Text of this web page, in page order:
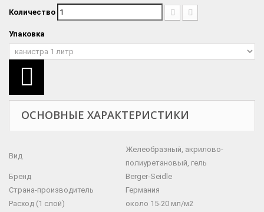
Количество
Упаковка
ОСНОВНЫЕ ХАРАКТЕРИСТИКИ
Вид
Желеобразный, акрилово-
полиуретановый, гель
Бренд
Berger-Seidle
Страна-производитель
Германия
Расход (1 слой)
около 15-20 мл/м2